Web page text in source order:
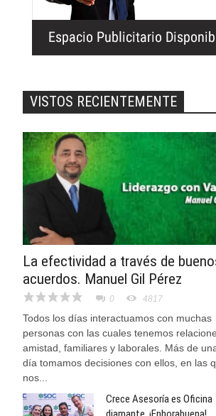
VISTOS RECIENTEMENTE
La efectividad a través de
acuerdos. Manuel Gil Pérez
0 4817
Todos los días interactuamos con muchas
personas con las cuales tenemos
amistad, familiares y laborales. Más de
día tomamos decisiones con ellos, en las
nos...
Crece Asesoría es Oficina